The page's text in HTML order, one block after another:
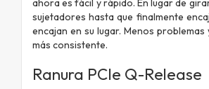
ahora es fácil y rápido. En lugar de
sujetadores hasta que finalmente
encajan en su lugar. Menos problemas
más consistente.
Ranura PCIe Q-Release